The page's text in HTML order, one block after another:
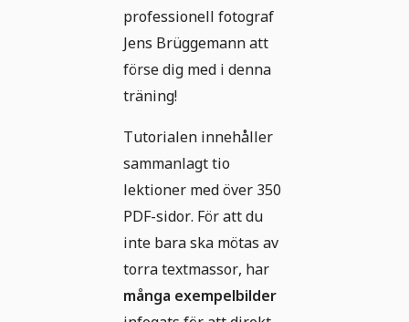
professionell fotograf
Jens Brüggemann att
förse dig med i denna
träning!
Tutorialen innehåller
sammanlagt tio
lektioner med över 350
PDF-sidor. För att du
inte bara ska mötas av
torra textmassor, har
många exempelbilder